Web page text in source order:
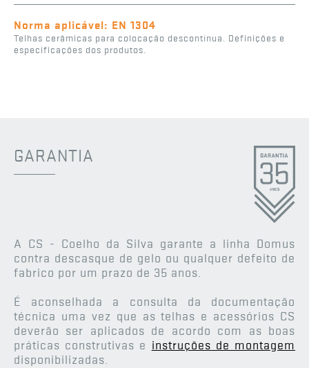
Norma aplicável: EN 1304
Telhas cerâmicas para colocação descontínua. Definições e
especificações dos produtos.
GARANTIA
A CS - Coelho da Silva garante a linha Domus
contra descasque de gelo ou qualquer defeito de
fabrico por um prazo de 35 anos.
É aconselhada a consulta da documentação
técnica uma vez que as telhas e acessórios CS
deverão ser aplicados de acordo com as boas
práticas construtivas e instruções de montagem
disponibilizadas.